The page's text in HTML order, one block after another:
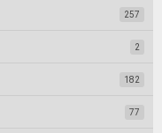
257
2
182
77